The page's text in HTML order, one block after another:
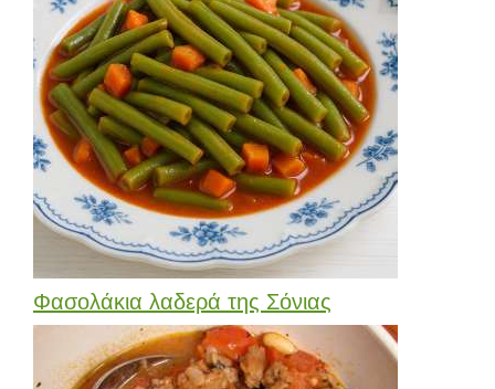
Φασολάκια λαδερά της Σόνιας